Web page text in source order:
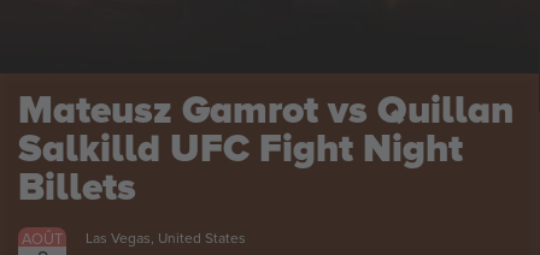
Olivia DeanBillets
AOÛT
LUN.
Boston, United States
Olivia Dean